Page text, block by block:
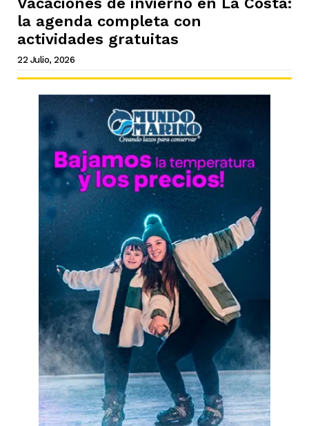
la agenda completa con
actividades gratuitas
22 Julio, 2026